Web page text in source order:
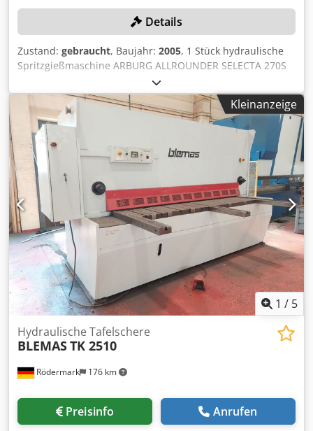
Details
Zustand: gebraucht, Baujahr: 2005, 1 Stück hydraulische
Spritzgießmaschine ARBURG ALLROUNDER SELECTA 270S
Selbstdemontage Farbe: wie abgebildet, gemäß Bildern
und Besichtigung Baujahr: 2005 Cedpfozqcl Ijx Aa Ujha
Maschinennummer: 198190 Abmessungen L/B/H:
350x110x200cm Zustand: gebraucht
Kleinanzeige
1 / 5
Rödermark 176 km
Hydraulische Tafelschere
BLEMASTK 2510
Preisinfo Anrufen